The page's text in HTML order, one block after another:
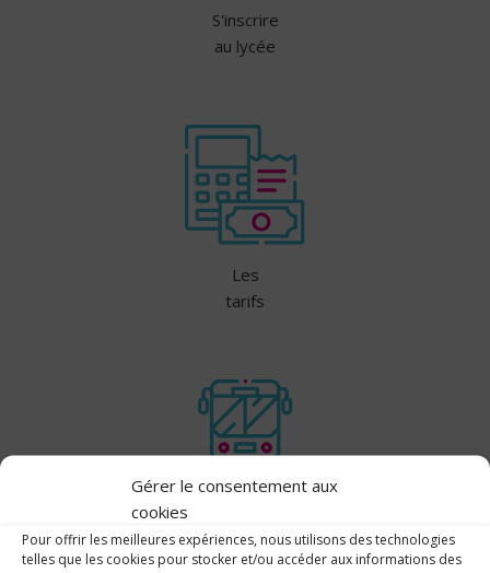
Gérer le consentement aux
cookies
Pour offrir les meilleures expériences, nous utilisons des technologies
telles que les cookies pour stocker et/ou accéder aux informations des
S'inscrire
au lycée
Les
tarifs
scolaires